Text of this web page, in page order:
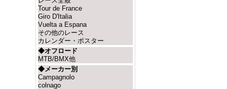
Tour de France
Giro D'Italia
Vuelta a Espana
その他のレース
カレンダー・ポスター
◆オフロード
MTB/BMX他
◆メーカー別
Campagnolo
colnago